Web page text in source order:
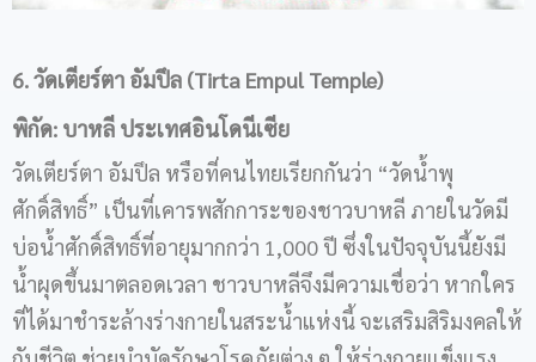
6. วัดเตียร์ตา อัมปึล (Tirta Empul Temple)
พิกัด: บาหลี ประเทศอินโดนีเซีย
วัดเตียร์ตา อัมปึล หรือที่คนไทยเรียกกันว่า “วัดน้ำพุ
ศักดิ์สิทธิ์” เป็นที่เคารพสักการะของชาวบาหลี ภายในวัดมี
บ่อน้ำศักดิ์สิทธิ์ที่อายุมากกว่า 1,000 ปี ซึ่งในปัจจุบันนี้ยังมี
น้ำผุดขึ้นมาตลอดเวลา ชาวบาหลีจึงมีความเชื่อว่า หากใคร
ที่ได้มาชำระล้างร่างกายในสระน้ำแห่งนี้ จะเสริมสิริมงคลให้